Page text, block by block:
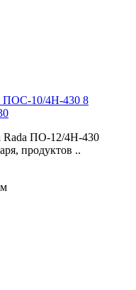
Rada ПО-12/4Н-430
продуктов ..